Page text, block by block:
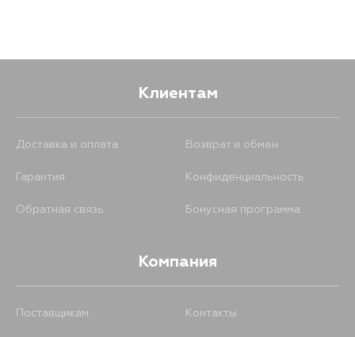
27 августа 530
Клиентам
Доставка и оплата Возврат и обмен
Гарантия Конфиденциальность
Обратная связь Бонусная программа
Компания
Поставщикам Контакты